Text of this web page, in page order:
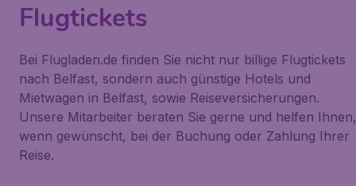
Flugtickets
Bei Flugladen.de finden Sie nicht nur billige Flugtickets
nach Belfast, sondern auch günstige Hotels und
Mietwagen in Belfast, sowie Reiseversicherungen.
Unsere Mitarbeiter beraten Sie gerne und helfen Ihnen,
wenn gewünscht, bei der Buchung oder Zahlung Ihrer
Reise.